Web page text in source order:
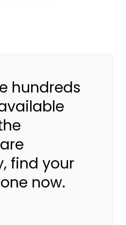
hundreds
find your
now.